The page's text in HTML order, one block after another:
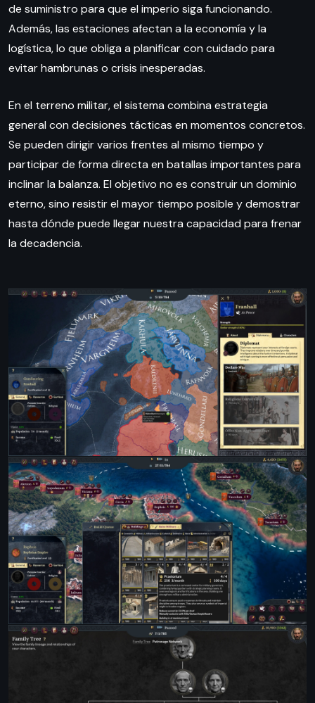
de suministro para que el imperio siga funcionando.
Además, las estaciones afectan a la economía y la
logística, lo que obliga a planificar con cuidado para
evitar hambrunas o crisis inesperadas.
En el terreno militar, el sistema combina estrategia
general con decisiones tácticas en momentos concretos.
Se pueden dirigir varios frentes al mismo tiempo y
participar de forma directa en batallas importantes para
inclinar la balanza. El objetivo no es construir un dominio
eterno, sino resistir el mayor tiempo posible y demostrar
hasta dónde puede llegar nuestra capacidad para frenar
la decadencia.